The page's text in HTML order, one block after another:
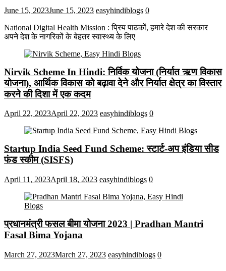
June 15, 2023June 15, 2023 easyhindiblogs 0
National Digital Health Mission : प्रिय पाठकों, हमारे देश की सरकार
अपने देश के नागरिकों के बेहतर स्वास्थ्य के लिए
Nirvik Scheme In Hindi: निर्विक योजना (निर्यात ऋण विकास
योजना), आर्थिक विकास को बढ़ावा देने और निर्यात क्षेत्र का विस्तार
करने की दिशा में एक कदम
April 22, 2023April 22, 2023 easyhindiblogs 0
Startup India Seed Fund Scheme: स्टार्ट-अप इंडिया सीड
फंड स्कीम (SISFS)
April 11, 2023April 18, 2023 easyhindiblogs 0
प्रधानमंत्री फसल बीमा योजना 2023 | Pradhan Mantri
Fasal Bima Yojana
March 27, 2023March 27, 2023 easyhindiblogs 0